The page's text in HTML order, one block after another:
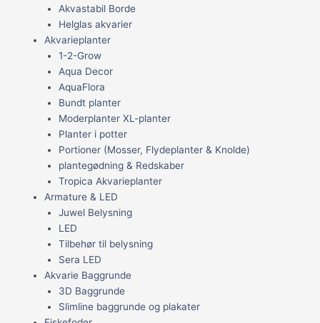
Akvastabil Borde
Helglas akvarier
Akvarieplanter
1-2-Grow
Aqua Decor
AquaFlora
Bundt planter
Moderplanter XL-planter
Planter i potter
Portioner (Mosser, Flydeplanter & Knolde)
plantegødning & Redskaber
Tropica Akvarieplanter
Armature & LED
Juwel Belysning
LED
Tilbehør til belysning
Sera LED
Akvarie Baggrunde
3D Baggrunde
Slimline baggrunde og plakater